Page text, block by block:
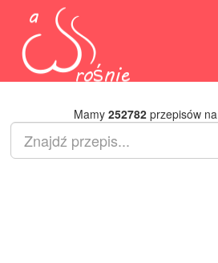
Mamy 252782przepisów na